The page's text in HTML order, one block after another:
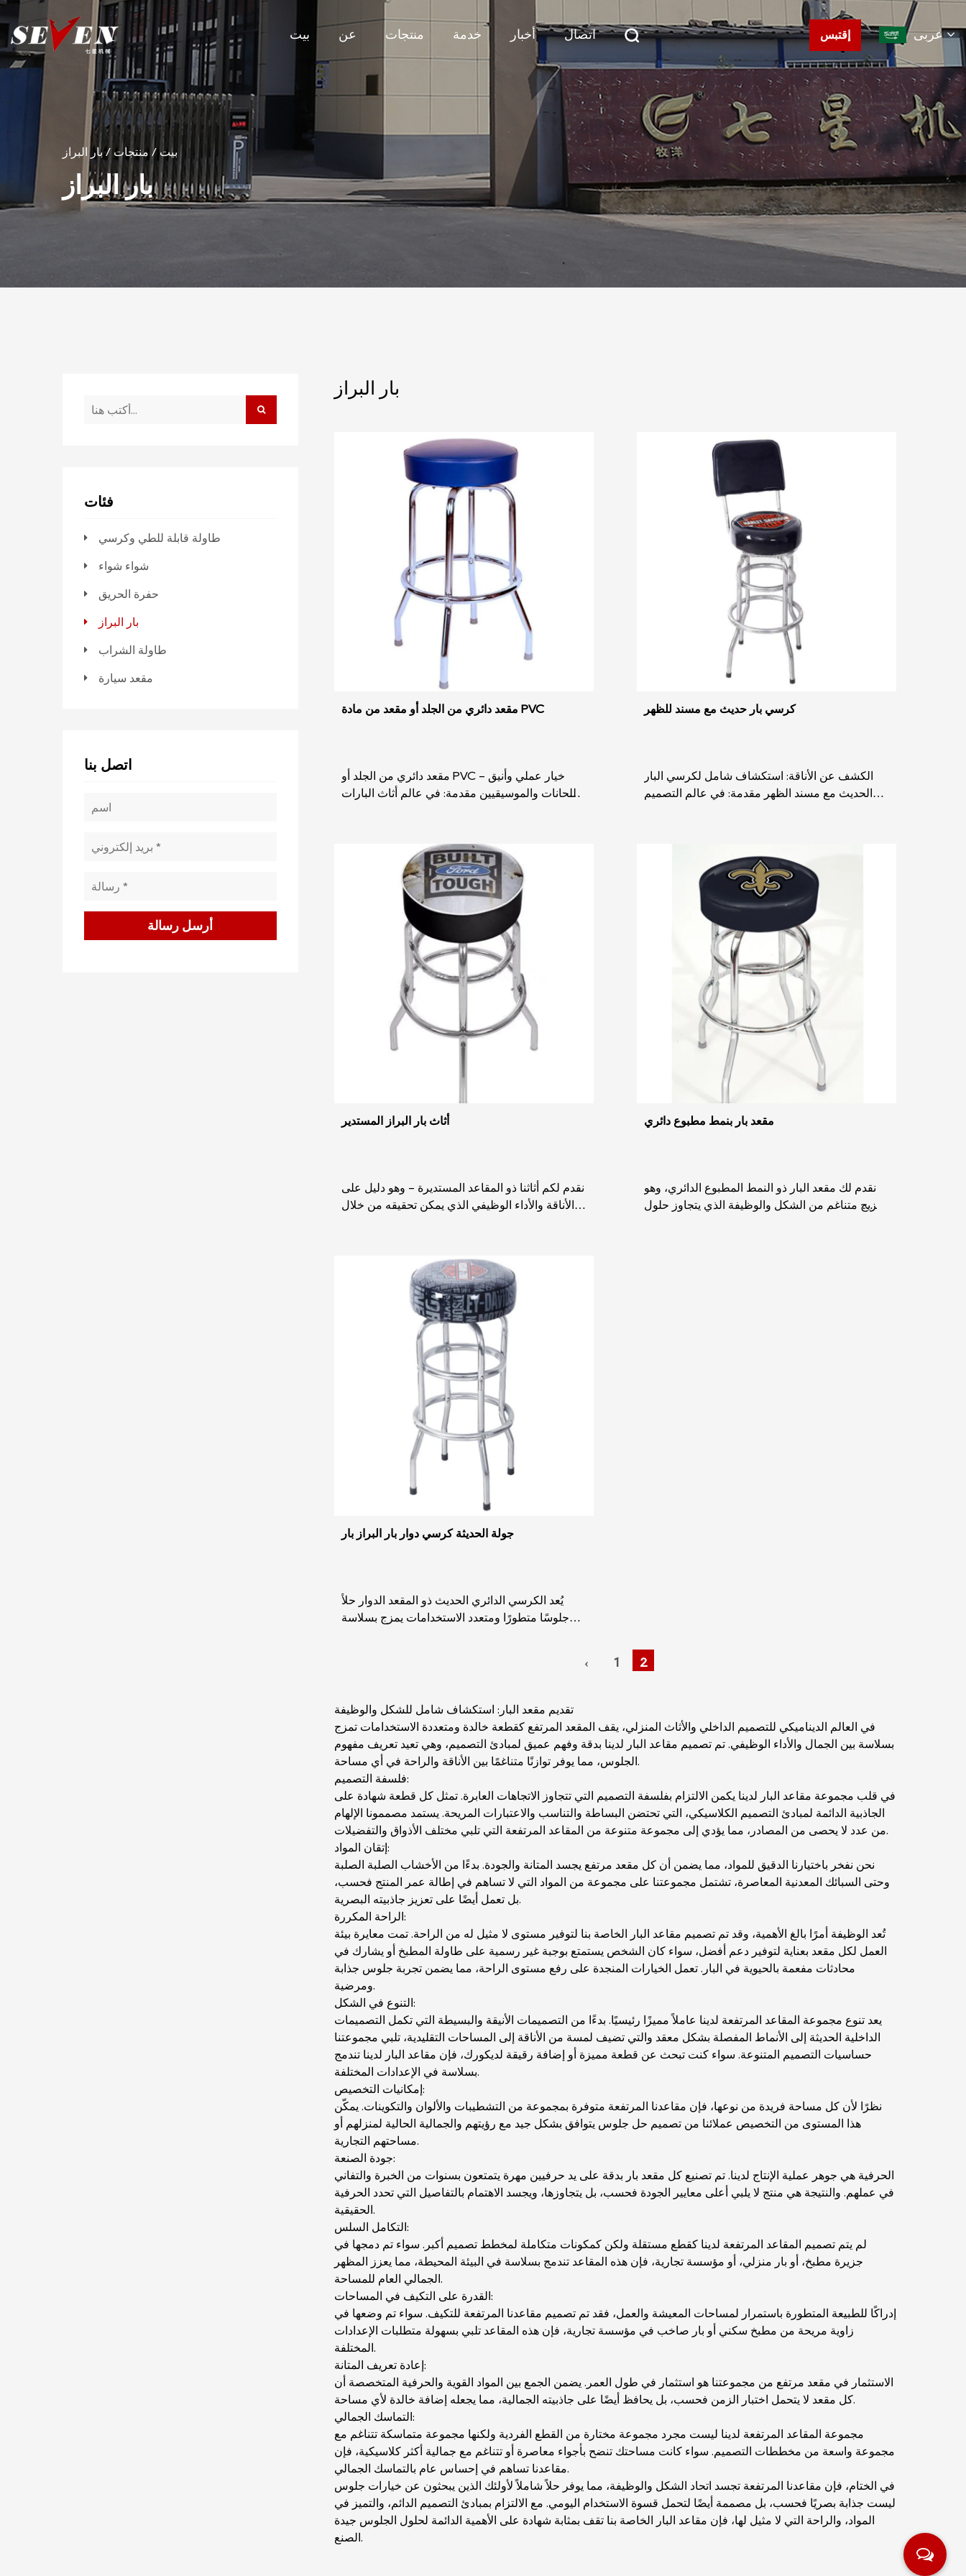
بيت عن منتجات خدمة أخبار اتصال إقتبس عربى
بيت / منتجات /بار البراز
بار البراز
فئات
طاولة قابلة للطي وكرسي
شواء شواء
حفرة الحريق
بار البراز
طاولة الشراب
مقعد سيارة
اتصل بنا
بار البراز
مقعد دائري من الجلد أو مقعد من مادة PVC
مقعد دائري من الجلد أو PVC - خيار عملي وأنيق
للحانات والموسيقيين مقدمة: في عالم أثاث البارات
كرسي بار حديث مع مسند للظهر
الكشف عن الأناقة: استكشاف شامل لكرسي البار
الحديث مع مسند الظهر مقدمة: في عالم التصميم
أثاث بار البراز المستدير
نقدم لكم أثاثنا ذو المقاعد المستديرة - وهو دليل على
الأناقة والأداء الوظيفي الذي يمكن تحقيقه من خلال
مقعد بار بنمط مطبوع دائري
نقدم لك مقعد البار ذو النمط المطبوع الدائري، وهو
مزيج متناغم من الشكل والوظيفة الذي يتجاوز حلول
جولة الحديثة كرسي دوار بار البراز بار
يُعد الكرسي الدائري الحديث ذو المقعد الدوار حلاً
جلوسًا متطورًا ومتعدد الاستخدامات يمزج بسلاسة
‹ 1 2
تقديم مقعد البار: استكشاف شامل للشكل والوظيفة
في العالم الديناميكي للتصميم الداخلي والأثاث المنزلي، يقف المقعد المرتفع كقطعة خالدة ومتعددة الاستخدامات تمزج
بسلاسة بين الجمال والأداء الوظيفي. تم تصميم مقاعد البار لدينا بدقة وفهم عميق لمبادئ التصميم، وهي تعيد تعريف مفهوم
فلسفة التصميم:
في قلب مجموعة مقاعد البار لدينا يكمن الالتزام بفلسفة التصميم التي تتجاوز الاتجاهات العابرة. تمثل كل قطعة شهادة على
الجاذبية الدائمة لمبادئ التصميم الكلاسيكي، التي تحتضن البساطة والتناسب والاعتبارات المريحة. يستمد مصممونا الإلهام
إتقان المواد:
نحن نفخر باختيارنا الدقيق للمواد، مما يضمن أن كل مقعد مرتفع يجسد المتانة والجودة. بدءًا من الأخشاب الصلبة الصلبة
وحتى السبائك المعدنية المعاصرة، تشتمل مجموعتنا على مجموعة من المواد التي لا تساهم في إطالة عمر المنتج فحسب،
الراحة المكررة:
تُعد الوظيفة أمرًا بالغ الأهمية، وقد تم تصميم مقاعد البار الخاصة بنا لتوفير مستوى لا مثيل له من الراحة. تمت معايرة بيئة
العمل لكل مقعد بعناية لتوفير دعم أفضل، سواء كان الشخص يستمتع بوجبة غير رسمية على طاولة المطبخ أو يشارك في
محادثات مفعمة بالحيوية في البار. تعمل الخيارات المنجدة على رفع مستوى الراحة، مما يضمن تجربة جلوس جذابة
التنوع في الشكل:
يعد تنوع مجموعة المقاعد المرتفعة لدينا عاملاً مميزًا رئيسيًا. بدءًا من التصميمات الأنيقة والبسيطة التي تكمل التصميمات
الداخلية الحديثة إلى الأنماط المفصلة بشكل معقد والتي تضيف لمسة من الأناقة إلى المساحات التقليدية، تلبي مجموعتنا
حساسيات التصميم المتنوعة. سواء كنت تبحث عن قطعة مميزة أو إضافة رقيقة لديكورك، فإن مقاعد البار لدينا تندمج
إمكانيات التخصيص:
نظرًا لأن كل مساحة فريدة من نوعها، فإن مقاعدنا المرتفعة متوفرة بمجموعة من التشطيبات والألوان والتكوينات. يمكّن
هذا المستوى من التخصيص عملائنا من تصميم حل جلوس يتوافق بشكل جيد مع رؤيتهم والجمالية الحالية لمنزلهم أو
جودة الصنعة:
الحرفية هي جوهر عملية الإنتاج لدينا. تم تصنيع كل مقعد بار بدقة على يد حرفيين مهرة يتمتعون بسنوات من الخبرة والتفاني
في عملهم. والنتيجة هي منتج لا يلبي أعلى معايير الجودة فحسب، بل يتجاوزها، ويجسد الاهتمام بالتفاصيل التي تحدد الحرفية
التكامل السلس:
لم يتم تصميم المقاعد المرتفعة لدينا كقطع مستقلة ولكن كمكونات متكاملة لمخطط تصميم أكبر. سواء تم دمجها في
جزيرة مطبخ، أو بار منزلي، أو مؤسسة تجارية، فإن هذه المقاعد تندمج بسلاسة في البيئة المحيطة، مما يعزز المظهر
القدرة على التكيف في المساحات:
إدراكًا للطبيعة المتطورة باستمرار لمساحات المعيشة والعمل، فقد تم تصميم مقاعدنا المرتفعة للتكيف. سواء تم وضعها في
زاوية مريحة من مطبخ سكني أو بار صاخب في مؤسسة تجارية، فإن هذه المقاعد تلبي بسهولة متطلبات الإعدادات
إعادة تعريف المتانة:
الاستثمار في مقعد مرتفع من مجموعتنا هو استثمار في طول العمر. يضمن الجمع بين المواد القوية والحرفية المتخصصة أن
كل مقعد لا يتحمل اختبار الزمن فحسب، بل يحافظ أيضًا على جاذبيته الجمالية، مما يجعله إضافة خالدة لأي مساحة.
التماسك الجمالي:
مجموعة المقاعد المرتفعة لدينا ليست مجرد مجموعة مختارة من القطع الفردية ولكنها مجموعة متماسكة تتناغم مع
مجموعة واسعة من مخططات التصميم. سواء كانت مساحتك تنضح بأجواء معاصرة أو تتناغم مع جمالية أكثر كلاسيكية، فإن
في الختام، فإن مقاعدنا المرتفعة تجسد اتحاد الشكل والوظيفة، مما يوفر حلاً شاملاً لأولئك الذين يبحثون عن خيارات جلوس
ليست جذابة بصريًا فحسب، بل مصممة أيضًا لتحمل قسوة الاستخدام اليومي. مع الالتزام بمبادئ التصميم الدائم، والتميز في
المواد، والراحة التي لا مثيل لها، فإن مقاعد البار الخاصة بنا تقف بمثابة شهادة على الأهمية الدائمة لحلول الجلوس جيدة